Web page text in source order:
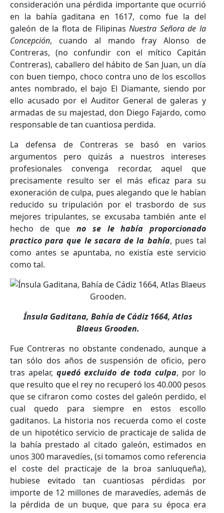
consideración una pérdida importante que ocurrió
en la bahía gaditana en 1617, como fue la del
galeón de la flota de FilipinasNuestra Señora de la
Concepción, cuando al mando fray Alonso de
Contreras, (no confundir con el mítico Capitán
Contreras), caballero del hábito de San Juan, un día
con buen tiempo, choco contra uno de los escollos
antes nombrado, el bajo El Diamante, siendo por
ello acusado por el Auditor General de galeras y
armadas de su majestad, don Diego Fajardo, como
responsable de tan cuantiosa perdida.
La defensa de Contreras se basó en varios
argumentos pero quizás a nuestros intereses
profesionales convenga recordar, aquel que
precisamente resulto ser el más eficaz para su
exoneración de culpa, pues alegando que le habían
reducido su tripulación por el trasbordo de sus
mejores tripulantes, se excusaba también ante el
hecho de queno se le había proporcionado
practico para que le sacara de la bahía, pues tal
como antes se apuntaba, no existía este servicio
como tal.
Ínsula Gaditana, Bahía de Cádiz 1664, Atlas
Blaeus Grooden.
Fue Contreras no obstante condenado, aunque a
tan sólo dos años de suspensión de oficio, pero
tras apelar,quedó excluido de toda culpa, por lo
que resulto que el rey no recuperó los 40.000 pesos
que se cifraron como costes del galeón perdido, el
cual quedo para siempre en estos escollo
gaditanos. La historia nos recuerda como el coste
de un hipotético servicio de practicaje de salida de
la bahía prestado al citado galeón, estimados en
unos 300 maravedíes, (si tomamos como referencia
el coste del practicaje de la broa sanluqueña),
hubiese evitado tan cuantiosas pérdidas por
importe de 12 millones de maravedíes, además de
la pérdida de un buque, que para su época era